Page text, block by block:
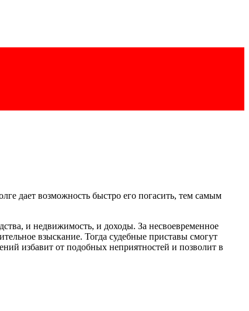
дает возможность быстро его погасить, тем самым
и недвижимость, и доходы. За несвоевременное
взыскание. Тогда судебные приставы смогут
избавит от подобных неприятностей и позволит в